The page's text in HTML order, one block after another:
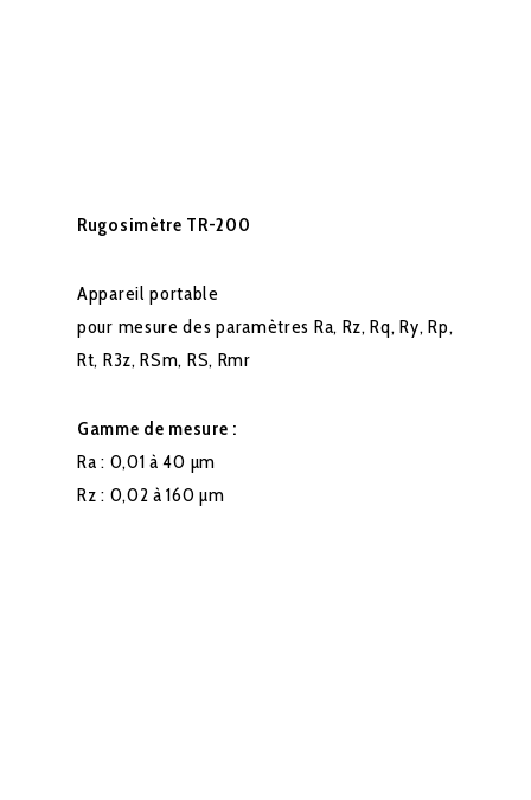
Rugosimètre TR-200
Appareil portable
pour mesure des paramètres Ra, Rz, Rq, Ry, Rp,
Rt, R3z, RSm, RS, Rmr
Gamme de mesure :
Ra : 0,01 à 40 µm
Rz : 0,02 à 160 µm